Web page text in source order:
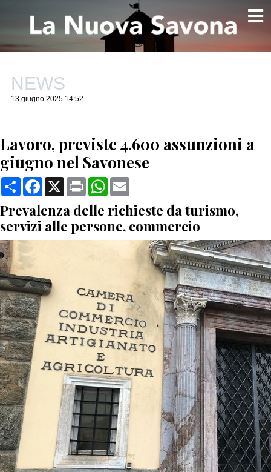
NEWS
13 giugno 2025 14:52
Lavoro, previste 4.600 assunzioni a
giugno nel Savonese
CondividiFacebook
X Print WhatsApp
Prevalenza delle richieste da turismo,
servizi alle persone, commercio